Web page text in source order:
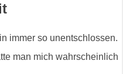
immer so unentschlossen.
man mich wahrscheinlich